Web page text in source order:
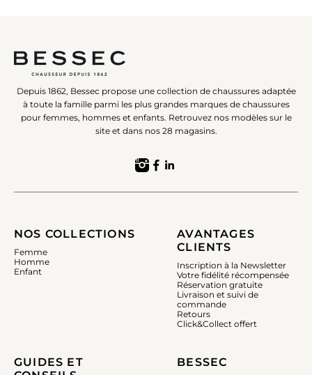
Depuis 1862, Bessec propose une collection de chaussures adaptée
à toute la famille parmi les plus grandes marques de chaussures
pour femmes, hommes et enfants. Retrouvez nos modèles sur le
site et dans nos 28 magasins.
NOS COLLECTIONS
Femme
Homme
Enfant
AVANTAGES
CLIENTS
Inscription à la Newsletter
Votre fidélité récompensée
Réservation gratuite
Livraison et suivi de
commande
Retours
Click&Collect offert
GUIDES ET
BESSEC